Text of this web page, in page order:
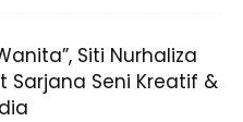
Siti Nurhaliza
Sarjana Seni Kreatif &